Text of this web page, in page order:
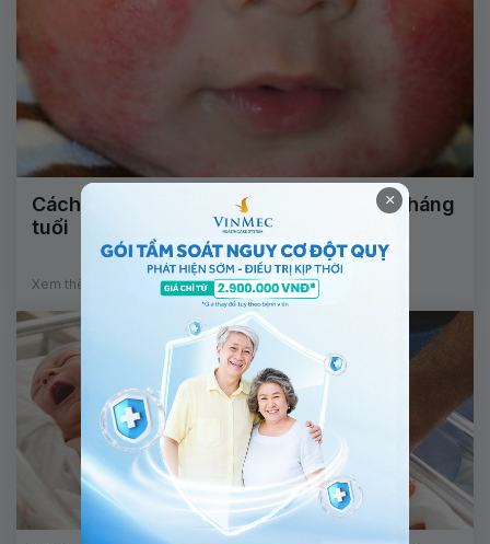
Cách điều trị bệnh viêm da cơ địa trẻ 3 tháng
tuổi
Xem thêm
×